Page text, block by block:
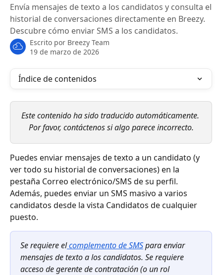
Envía mensajes de texto a los candidatos y consulta el
historial de conversaciones directamente en Breezy.
Descubre cómo enviar SMS a los candidatos.
Escrito por Breezy Team
19 de marzo de 2026
Índice de contenidos
Este contenido ha sido traducido automáticamente.
Por favor, contáctenos si algo parece incorrecto.
Puedes enviar mensajes de texto a un candidato (y
ver todo su historial de conversaciones) en la
pestaña Correo electrónico/SMS de su perfil.
Además, puedes enviar un SMS masivo a varios
candidatos desde la vista Candidatos de cualquier
puesto.
Se requiere el complemento de SMS para enviar
mensajes de texto a los candidatos. Se requiere
acceso de gerente de contratación (o un rol